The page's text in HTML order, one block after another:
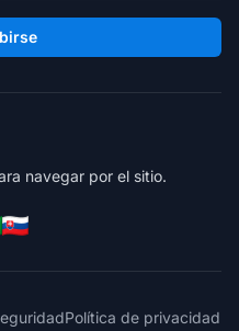
navegar por el sitio.
Política de privacidad